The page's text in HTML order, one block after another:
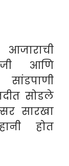
आजाराची
आणि
सोडले
सारखा
होत